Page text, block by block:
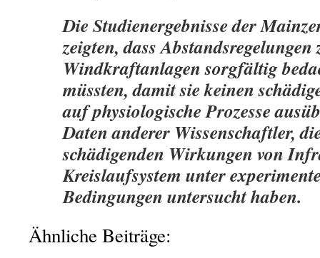
Die Studienergebnisse der
zeigten, dass Abstandsregelungen
Windkraftanlagen sorgfältig
müssten, damit sie keinen
auf physiologische Prozesse
Daten anderer Wissenschaftler,
schädigenden Wirkungen von
Kreislaufsystem unter
Bedingungen untersucht haben.
Ähnliche Beiträge: